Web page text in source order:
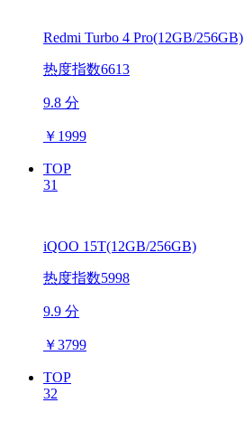
Redmi Turbo 4 Pro(12GB/256GB)
热度指数6613
9.8 分
￥ 1999
TOP
31
iQOO 15T(12GB/256GB)
热度指数5998
9.9 分
￥3799
TOP
32